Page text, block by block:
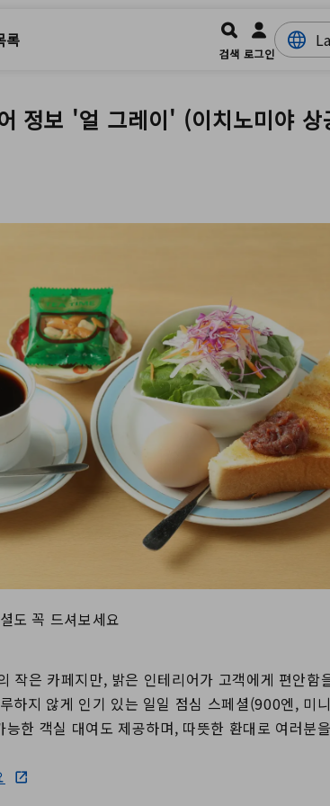
록
검색 로그인
정보 '얼 그레이' (이치노미야 상
도 꼭 드셔보세요
작은 카페지만, 밝은 인테리어가 고객에게 편안함
하지 않게 인기 있는 일일 점심 스페셜(900엔, 미
한 객실 대여도 제공하며, 따뜻한 환대로 여러분